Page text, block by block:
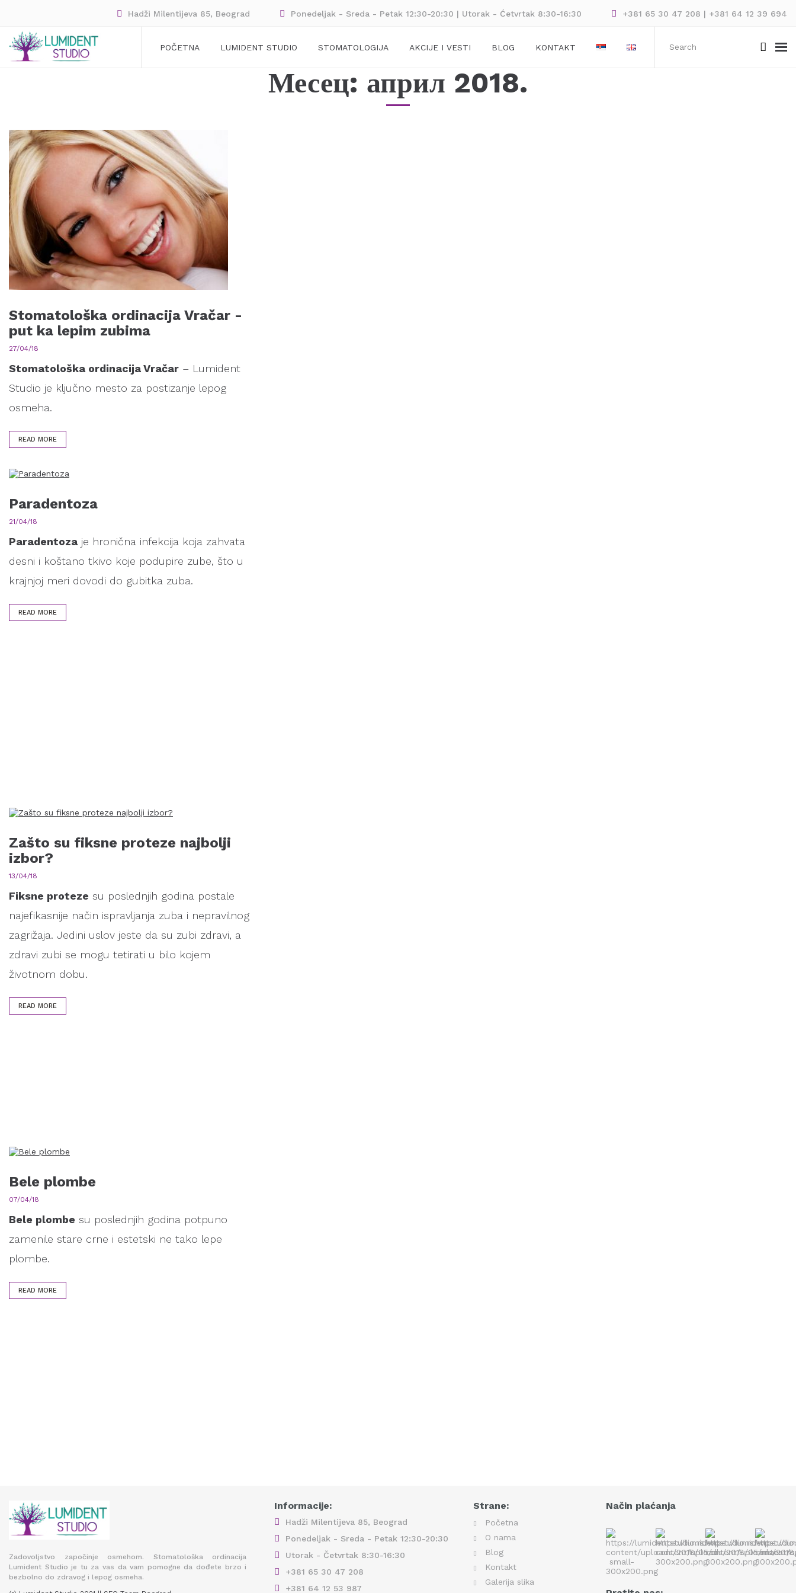
Hadži Milentijeva 85, Beograd Ponedeljak - Sreda - Petak 12:30-20:30 | Utorak - Ćetvrtak 8:30-16:30 +381 65 30 47 208 | +381 64 12 39 694
POČETNA LUMIDENT STUDIO STOMATOLOGIJA AKCIJE I VESTI BLOG KONTAKT
Месец: април 2018.
Stomatološka ordinacija Vračar -
put ka lepim zubima
27/04/18
Stomatološka ordinacija Vračar – Lumident
Studio je ključno mesto za postizanje lepog
osmeha.
READ MORE
Paradentoza
21/04/18
Paradentoza je hronična infekcija koja zahvata
desni i koštano tkivo koje podupire zube, što u
krajnjoj meri dovodi do gubitka zuba.
READ MORE
Zašto su fiksne proteze najbolji
izbor?
13/04/18
Fiksne proteze su poslednjih godina postale
najefikasnije način ispravljanja zuba i nepravilnog
zagrižaja. Jedini uslov jeste da su zubi zdravi, a
zdravi zubi se mogu tetirati u bilo kojem
životnom dobu.
READ MORE
Bele plombe
07/04/18
Bele plombe su poslednjih godina potpuno
zamenile stare crne i estetski ne tako lepe
plombe.
READ MORE
Zadovoljstvo započinje osmehom. Stomatološka ordinacija
Lumident Studio je tu za vas da vam pomogne da dođete brzo i
bezbolno do zdravog i lepog osmeha.
Informacije:
Hadži Milentijeva 85, Beograd
Ponedeljak - Sreda - Petak 12:30-20:30
Utorak - Četvrtak 8:30-16:30
+381 65 30 47 208
+381 64 12 53 987
Strane:
Početna
O nama
Blog
Kontakt
Galerija slika
Način plaćanja